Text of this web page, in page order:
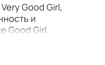
Good Girl,
и
Good Girl.
роскошь